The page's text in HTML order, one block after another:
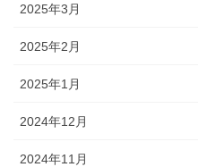
2025年3月
2025年2月
2025年1月
2024年12月
2024年11月